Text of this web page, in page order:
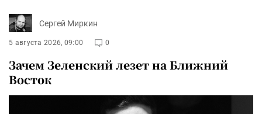
Сергей Миркин
5 августа 2026, 09:00 0
Зачем Зеленский лезет на Ближний
Восток